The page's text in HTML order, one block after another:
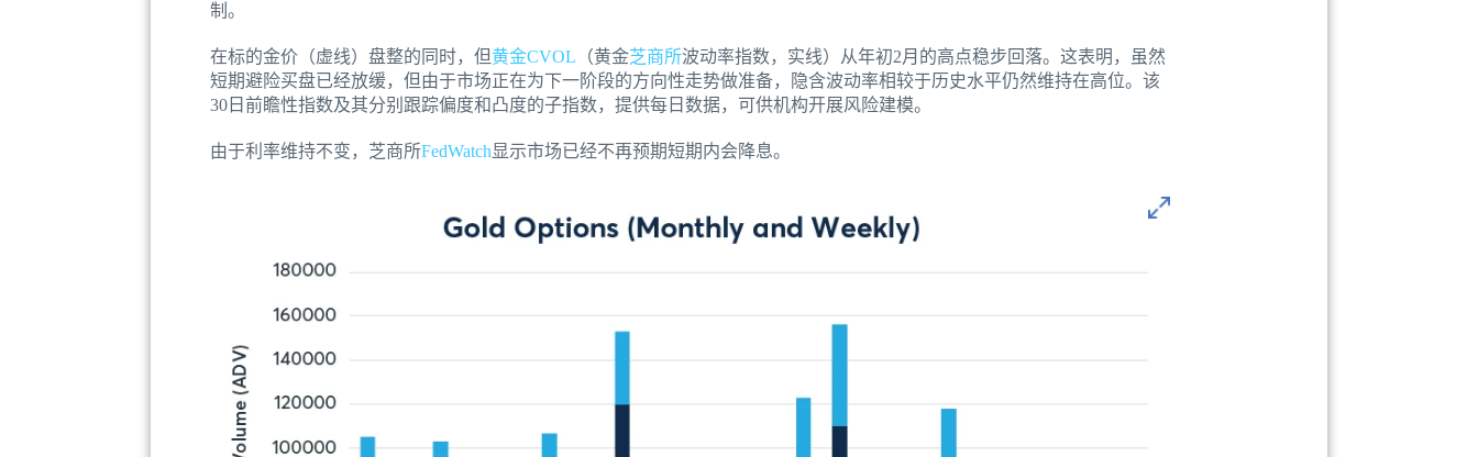
制。
在标的金价（虚线）盘整的同时，但黄金CVOL （黄金芝商所波动率指数，实线）从年初2月的高点稳步回落。这表明，虽然
短期避险买盘已经放缓，但由于市场正在为下一阶段的方向性走势做准备，隐含波动率相较于历史水平仍然维持在高位。该
30日前瞻性指数及其分别跟踪偏度和凸度的子指数，提供每日数据，可供机构开展风险建模。
由于利率维持不变，芝商所FedWatch显示市场已经不再预期短期内会降息。